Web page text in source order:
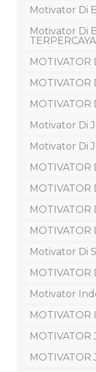
Motivator Di
Motivator Di
MOTIVATOR
MOTIVATOR
MOTIVATOR
Motivator Di
Motivator Di
MOTIVATOR
MOTIVATOR
MOTIVATOR
MOTIVATOR
Motivator Di
MOTIVATOR
Motivator
MOTIVATOR
MOTIVATOR
MOTIVATOR